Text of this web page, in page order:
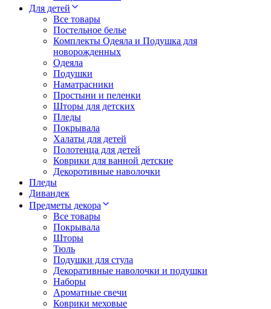
Для детей
Все товары
Постельное белье
Комплекты Одеяла и Подушка для
новорожденных
Одеяла
Подушки
Наматрасники
Простыни и пеленки
Шторы для детских
Пледы
Покрывала
Халаты для детей
Полотенца для детей
Коврики для ванной детские
Декоротивные наволочки
Пледы
Дивандек
Предметы декора
Все товары
Покрывала
Шторы
Тюль
Подушки для стула
Декоративные наволочки и подушки
Наборы
Ароматные свечи
Коврики меховые